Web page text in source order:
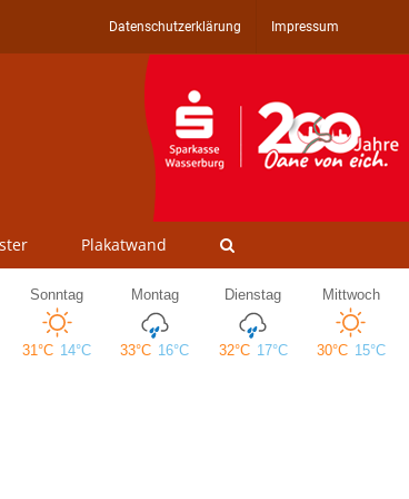
Datenschutzerklärung Impressum
Plakatwand